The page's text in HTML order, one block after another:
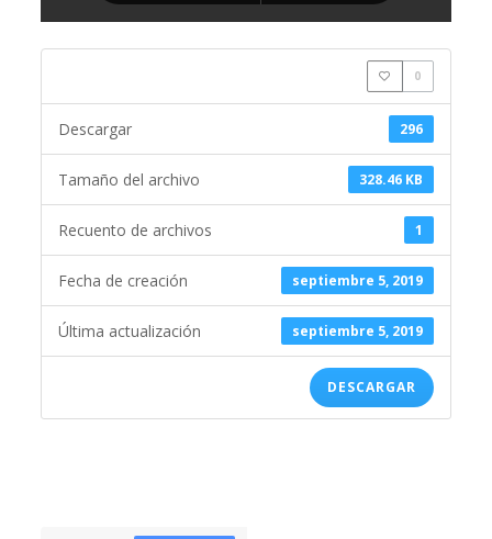
0
296
Descargar
328.46 KB
Tamaño del archivo
1
Recuento de archivos
septiembre 5, 2019
Fecha de creación
septiembre 5, 2019
Última actualización
DESCARGAR